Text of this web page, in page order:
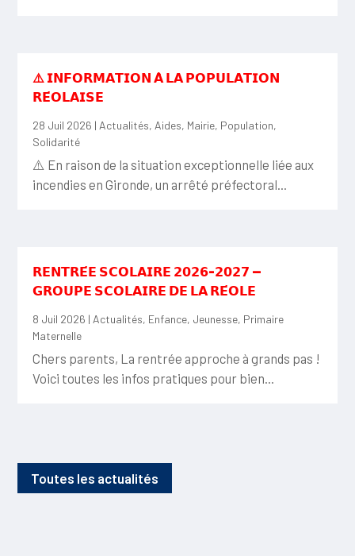
⚠️ 𝗜𝗡𝗙𝗢𝗥𝗠𝗔𝗧𝗜𝗢𝗡 𝗔̀ 𝗟𝗔 𝗣𝗢𝗣𝗨𝗟𝗔𝗧𝗜𝗢𝗡
𝗥𝗘́𝗢𝗟𝗔𝗜𝗦𝗘
28 Juil 2026 | Actualités, Aides, Mairie, Population,
Solidarité
⚠️ En raison de la situation exceptionnelle liée aux
incendies en Gironde, un arrêté préfectoral...
𝗥𝗘𝗡𝗧𝗥𝗘́𝗘 𝗦𝗖𝗢𝗟𝗔𝗜𝗥𝗘 𝟮𝟬𝟮𝟲-𝟮𝟬𝟮𝟳 —
𝗚𝗥𝗢𝗨𝗣𝗘 𝗦𝗖𝗢𝗟𝗔𝗜𝗥𝗘 𝗗𝗘 𝗟𝗔 𝗥𝗘́𝗢𝗟𝗘
8 Juil 2026 | Actualités, Enfance, Jeunesse, Primaire
Maternelle
Chers parents, La rentrée approche à grands pas !
Voici toutes les infos pratiques pour bien...
Toutes les actualités